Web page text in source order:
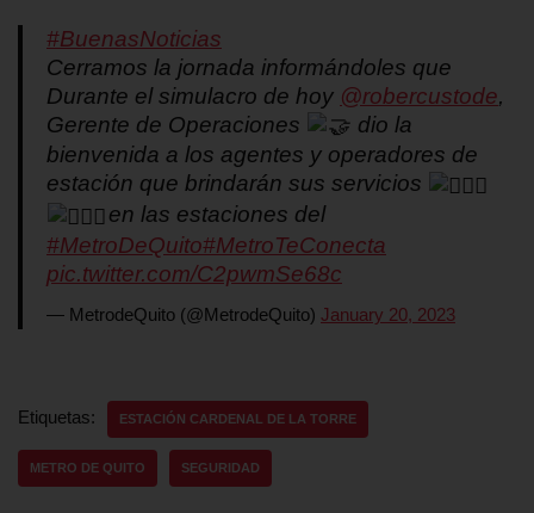
#BuenasNoticias
Cerramos la jornada informándoles que
Durante el simulacro de hoy @robercustode,
Gerente de Operaciones
dio la
bienvenida a los agentes y operadores de
estación que brindarán sus servicios
en las estaciones del
#MetroDeQuito#MetroTeConecta
pic.twitter.com/C2pwmSe68c
— MetrodeQuito (@MetrodeQuito) January 20, 2023
Etiquetas: ESTACIÓN CARDENAL DE LA TORRE
METRO DE QUITO SEGURIDAD